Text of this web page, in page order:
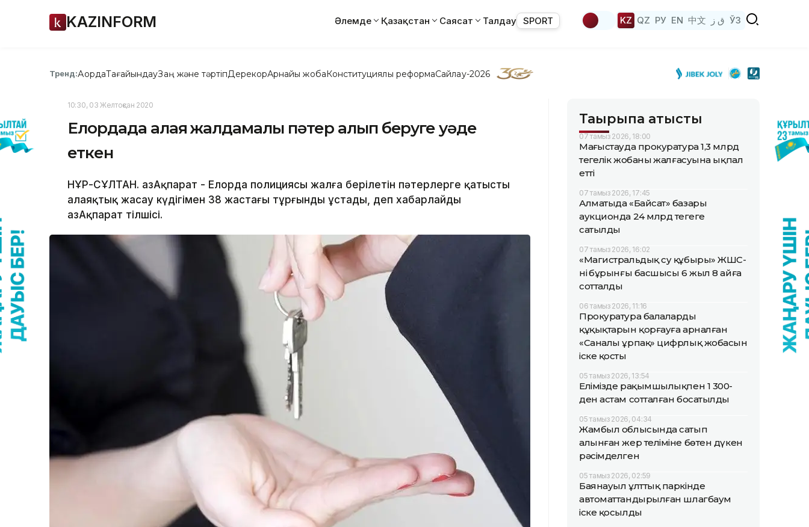
KAZINFORM Әлемде Қазақстан Саясат Талдау SPORT KZ QZ РУ EN 中文 ق ز ЎЗ
Тренд:АқордаТағайындауЗаң және тәртіпДерекқорАрнайы жобаКонституциялық реформаСайлау-2026
10:30, 03 Желтоқсан 2020
Елордада алаяқ жалдамалы пәтер алып беруге уәде
еткен
НҰР-СҰЛТАН. ҚазАқпарат - Елорда полициясы жалға берілетін пәтерлерге қатысты
алаяқтық жасау күдігімен 38 жастағы тұрғынды ұстады, деп хабарлайды
ҚазАқпарат тілшісі.
Тақырыпқа қатысты
07 тамыз 2026, 18:00
Маңғыстауда прокуратура 1,3 млрд
теңгелік жобаның жалғасуына ықпал
етті
07 тамыз 2026, 17:45
Алматыда «Байсат» базары
аукционда 24 млрд теңгеге
сатылды
07 тамыз 2026, 16:02
«Магистральдық су құбыры» ЖШС-
нің бұрынғы басшысы 6 жыл 8 айға
сотталды
06 тамыз 2026, 11:16
Прокуратура балалардың
құқықтарын қорғауға арналған
«Саналы ұрпақ» цифрлық жобасын
іске қосты
05 тамыз 2026, 13:54
Елімізде рақымшылықпен 1 300-
ден астам сотталған босатылды
05 тамыз 2026, 04:34
Жамбыл облысында сатып
алынған жер теліміне бөтен дүкен
рәсімделген
05 тамыз 2026, 02:59
Баянауыл ұлттық паркінде
автоматтандырылған шлагбаум
іске қосылды